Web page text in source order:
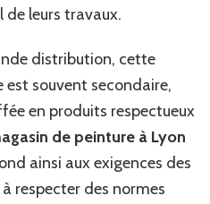
leurs travaux.
distribution, cette
souvent secondaire,
en produits respectueux
de peinture à Lyon
ainsi aux exigences des
respecter des normes